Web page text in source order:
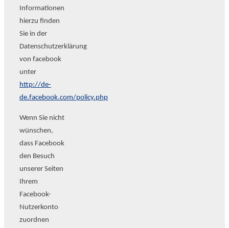
Informationen
hierzu finden
Sie in der
Datenschutzerklärung
von facebook
unter
http://de-
de.facebook.com/policy.php
Wenn Sie nicht
wünschen,
dass Facebook
den Besuch
unserer Seiten
Ihrem
Facebook-
Nutzerkonto
zuordnen